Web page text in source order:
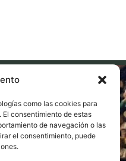
como las cookies para
consentimiento de estas
de navegación o las
el consentimiento, puede